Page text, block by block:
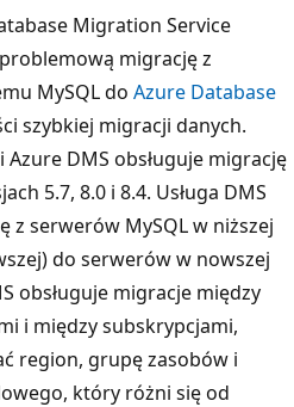
Migration Service
migrację z
MySQL do Azure Database
szybkiej migracji danych.
DMS obsługuje migrację
5.7, 8.0 i 8.4. Usługa DMS
z serwerów MySQL w niższej
do serwerów w nowszej
obsługuje migracje między
i między subskrypcjami,
region, grupę zasobów i
który różni się od